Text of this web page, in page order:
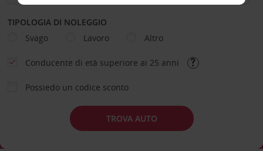
TIPOLOGIA DI NOLEGGIO
Svago
Lavoro Altro
Conducente di età superiore ai 25 anni
Possiedo un codice sconto
TROVA AUTO